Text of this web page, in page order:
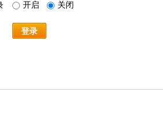
开启 关闭
登录